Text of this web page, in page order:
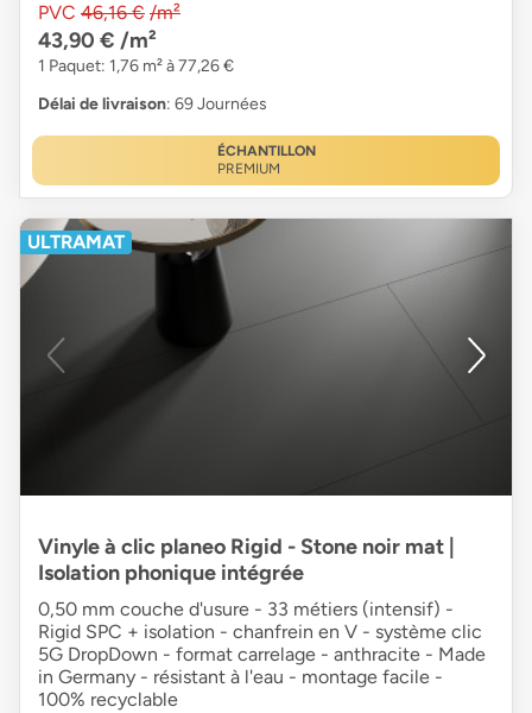
PVC 46,16 € /m²
43,90 € /m²
1 Paquet: 1,76 m² à 77,26 €
Délai de livraison: 69 Journées
ÉCHANTILLON
PREMIUM
ULTRAMAT
Vinyle à clic planeo Rigid - Stone noir mat |
Isolation phonique intégrée
0,50 mm couche d'usure - 33 métiers (intensif) -
Rigid SPC + isolation - chanfrein en V - système clic
5G DropDown - format carrelage - anthracite - Made
in Germany - résistant à l'eau - montage facile -
100% recyclable